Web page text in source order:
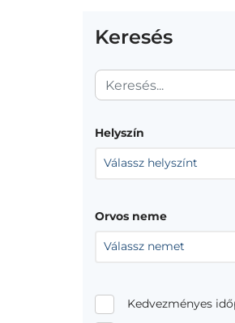
Keresés
Helyszín
Válassz helyszínt
Orvos neme
Válassz nemet
Kedvezményes